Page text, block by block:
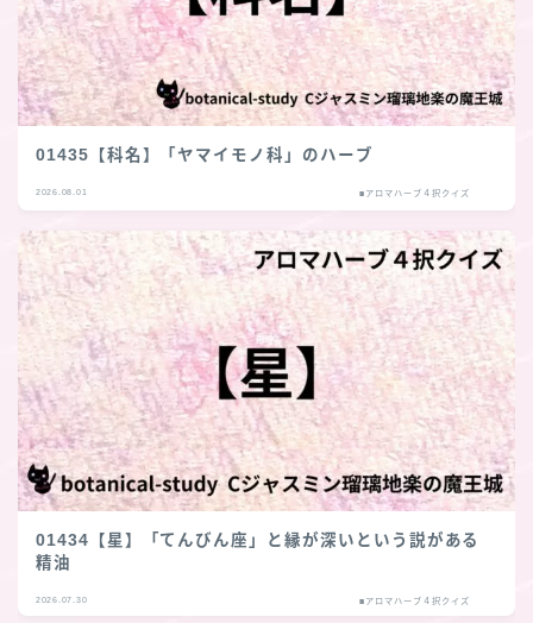
01435【科名】「ヤマイモノ科」のハーブ
2026.08.01 ■アロマハーブ４択クイズ
01434【星】「てんびん座」と縁が深いという説がある
精油
2026.07.30 ■アロマハーブ４択クイズ